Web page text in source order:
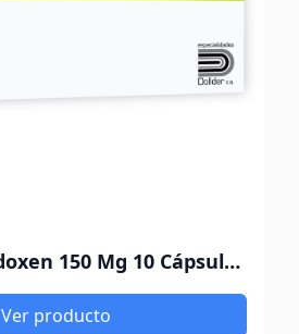
Venlafaxina Idoxen 150 Mg 10 Cápsulas Dollder
Ver producto